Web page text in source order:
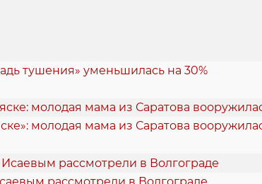
тушения» уменьшилась на 30%
молодая мама из Саратова